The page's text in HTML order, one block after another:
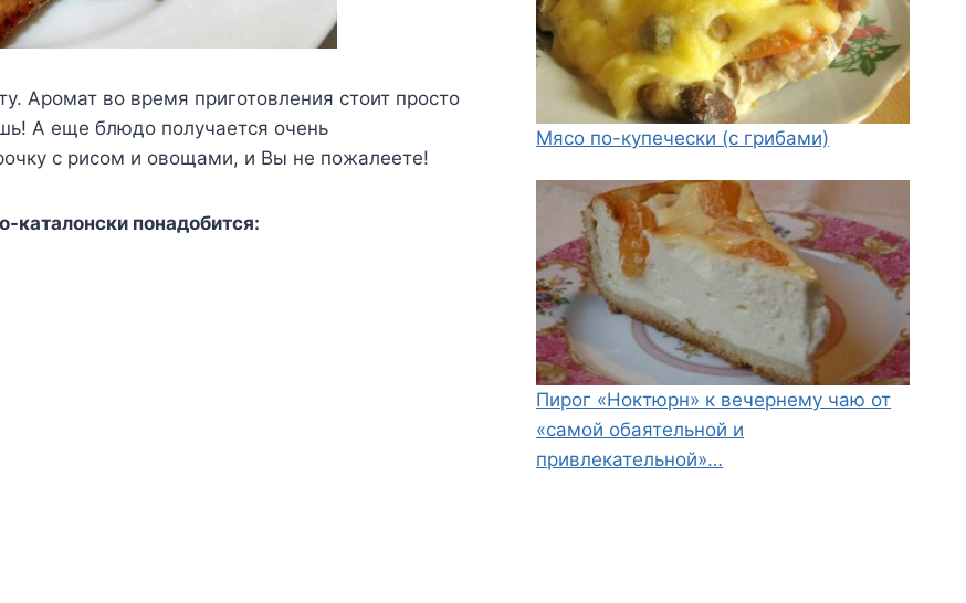
Аромат во время приготовления стоит просто
А еще блюдо получается очень
с рисом и овощами, и Вы не пожалеете!
каталонски понадобится:
Мясо по-купечески (с грибами)
Пирог «Ноктюрн» к вечернему чаю от
«самой обаятельной и
привлекательной»…